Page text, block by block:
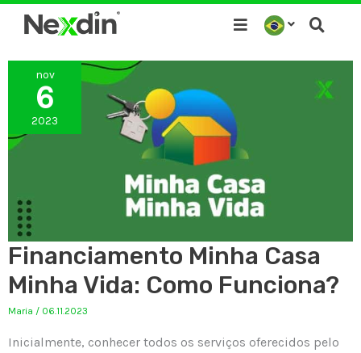
para
conteúdo
nov
6
2023
Financiamento Minha Casa
Minha Vida: Como Funciona?
Maria / 06.11.2023
Inicialmente, conhecer todos os serviços oferecidos pelo